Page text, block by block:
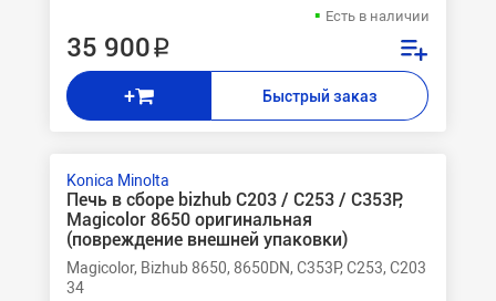
Есть в наличии
35 900 ₽
+ Быстрый заказ
Konica Minolta
Печь в сборе bizhub C203 / C253 / C353P,
Magicolor 8650 оригинальная
(повреждение внешней упаковки)
Magicolor, Bizhub 8650, 8650DN, C353P, C253, C203
34